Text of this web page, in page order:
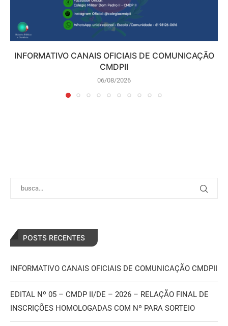
INFORMATIVO CANAIS OFICIAIS DE COMUNICAÇÃO
CMDPII
06/08/2026
POSTS RECENTES
INFORMATIVO CANAIS OFICIAIS DE COMUNICAÇÃO CMDPII
EDITAL Nº 05 – CMDP II/DE – 2026 – RELAÇÃO FINAL DE
INSCRIÇÕES HOMOLOGADAS COM Nº PARA SORTEIO